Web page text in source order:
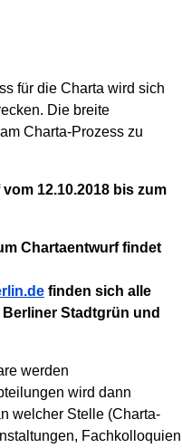
für die Charta wird sich
Die breite
Charta-Prozess zu
12.10.2018 bis zum
Chartaentwurf findet
finden sich alle
Stadtgrün und
werden
wird dann
welcher Stelle (Charta-
Fachkolloquien